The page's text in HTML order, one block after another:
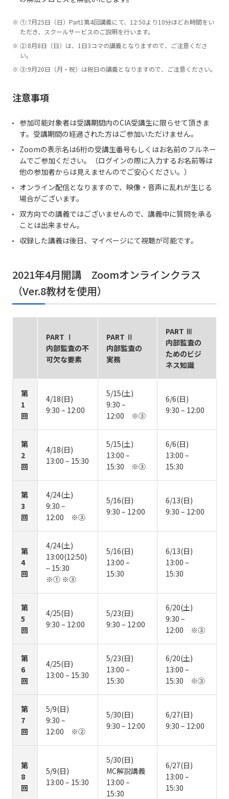
①:7月25日（日）Part1第4回講義にて、12:50より10分ほどお時間をい
ただき、スクールサービスのご説明を行います。
②:8月8日（日）は、1日3コマの講義となりますので、ご注意くださ
い。
③:9月20日（月・祝）は祝日の講義となりますので、ご注意ください。
注意事項
参加可能対象者は受講期間内のCIA受講生に限らせて頂きま
す。受講期間の経過された方はご参加いただけません。
Zoomの表示名は6桁の受講生番号もしくはお名前のフルネー
ムでご参加ください。（ログインの際に入力するお名前等は
他の参加者からは見えませんのでご安心ください。）
オンライン配信となりますので、映像・音声に乱れが生じる
場合がございます。
双方向での講義ではございませんので、講義中に質問を承る
ことは出来ません。
収録した講義は後日、マイページにて視聴が可能です。
2021年4月開講 Zoomオンラインクラス
（Ver.8教材を使用）
PART Ⅰ
内部監査の不
可欠な要素
PART Ⅱ
内部監査の
実務
PART Ⅲ
内部監査の
ためのビジ
ネス知識
第
1
回
4/18(日)
9:30 – 12:00
5/15(土)
9:30 –
12:00 ※③
6/6(日)
9:30 – 12:00
第
2
回
4/18(日)
13:00 – 15:30
5/15(土)
13:00 –
15:30 ※③
6/6(日)
13:00 –
15:30
第
3
回
4/24(土)
9:30 –
12:00 ※③
5/16(日)
9:30 – 12:00
6/13(日)
9:30 – 12:00
第
4
回
4/24(土)
13:00(12:50)
– 15:30
※① ※③
5/16(日)
13:00 –
15:30
6/13(日)
13:00 –
15:30
第
5
回
4/25(日)
9:30 – 12:00
5/23(日)
9:30 – 12:00
6/20(土)
9:30 –
12:00 ※③
第
6
回
4/25(日)
13:00 – 15:30
5/23(日)
13:00 –
15:30
6/20(土)
13:00 –
15:30 ※③
第
7
回
5/9(日)
9:30 –
12:00 ※②
5/30(日)
9:30 – 12:00
6/27(日)
9:30 – 12:00
第
8
回
5/9(日)
13:00 – 15:30
5/30(日)
MC解説講義
13:00 –
15:30
6/27(日)
13:00 –
15:30